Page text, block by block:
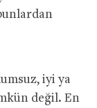
iyi ya
değil. En